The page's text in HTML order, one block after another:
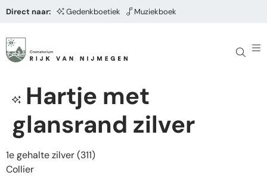
Direct naar: Gedenkboetiek Muziekboek
Hartje met
glansrand zilver
1e gehalte zilver (311)
Collier